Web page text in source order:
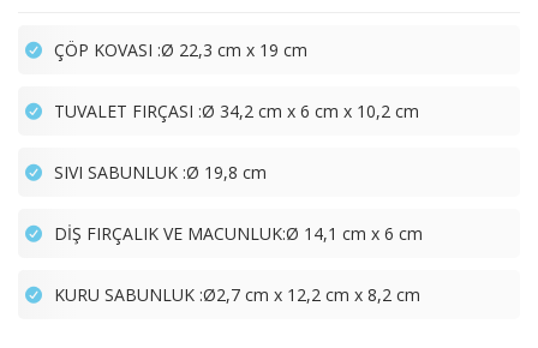
ÇÖP KOVASI :Ø 22,3 cm x 19 cm
TUVALET FIRÇASI :Ø 34,2 cm x 6 cm x 10,2 cm
SIVI SABUNLUK :Ø 19,8 cm
DİŞ FIRÇALIK VE MACUNLUK:Ø 14,1 cm x 6 cm
KURU SABUNLUK :Ø2,7 cm x 12,2 cm x 8,2 cm